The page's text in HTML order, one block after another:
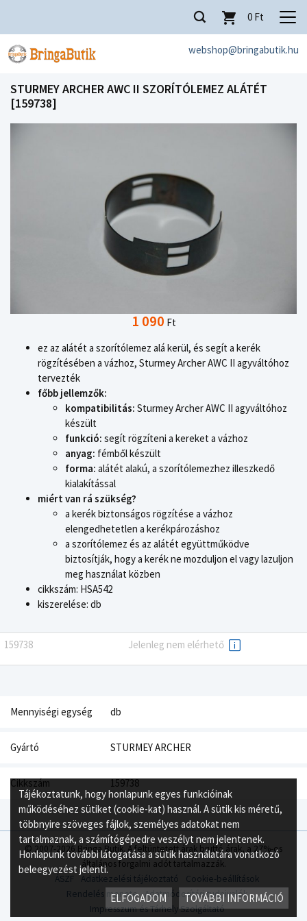
webshop@bringabutik.hu
0 Ft
STURMEY ARCHER AWC II SZORÍTÓLEMEZ ALÁTÉT
[159738]
1 090 Ft
ez az alátét a szorítólemez alá kerül, és segít a kerék
rögzítésében a vázhoz, Sturmey Archer AWC II agyváltóhoz
tervezték
főbb jellemzők:
kompatibilitás: Sturmey Archer AWC II agyváltóhoz
készült
funkció: segít rögzíteni a kereket a vázhoz
anyag: fémből készült
forma: alátét alakú, a szorítólemezhez illeszkedő
kialakítással
miért van rá szükség?
a kerék biztonságos rögzítése a vázhoz
elengedhetetlen a kerékpározáshoz
a szorítólemez és az alátét együttműködve
biztosítják, hogy a kerék ne mozduljon el vagy lazuljon
meg használat közben
cikkszám: HSA542
kiszerelése: db
159738 Jelenleg nem elérhető
Mennyiségi egység db
Gyártó STURMEY ARCHER
Cikkszám 159738
© 2007-2026 Bringa Butik. A feltüntetett árak bruttó árak, a 27%-os
általános forgalmi adót tartalmazzák.
ÁSZF
Adatkezelési tájékoztató
Cookie-beállítások
Rendelés menete
Adatmódosítási tudnivalók
Impresszum és Tárhely Szolgáltató
Tájékoztatunk, hogy honlapunk egyes funkcióinak
működéséhez sütiket (cookie-kat) használ. A sütik kis méretű,
többnyire szöveges fájlok, személyes adatokat nem
tartalmaznak, a számítógépedre veszélyt nem jelentenek.
Honlapunk további látogatása a sütik használatára vonatkozó
beleegyezést jelenti.
ELFOGADOM TOVÁBBI INFORMÁCIÓ